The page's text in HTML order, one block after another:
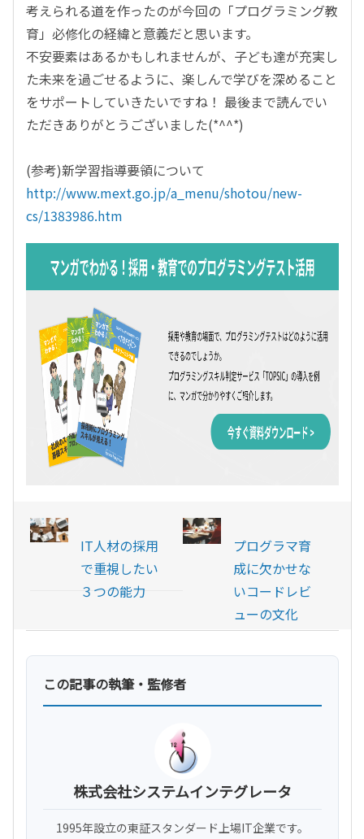
考えられる道を作ったのが今回の「プログラミング教
育」必修化の経緯と意義だと思います。
不安要素はあるかもしれませんが、子ども達が充実し
た未来を過ごせるように、楽しんで学びを深めること
をサポートしていきたいですね！ 最後まで読んでい
ただきありがとうございました(*^^*)
(参考)新学習指導要領について
http://www.mext.go.jp/a_menu/shotou/new-
cs/1383986.htm
IT人材の採用
で重視したい
３つの能力
プログラマ育
成に欠かせな
いコードレビ
ューの文化
この記事の執筆・監修者
株式会社システムインテグレータ
1995年設立の東証スタンダード上場IT企業です。